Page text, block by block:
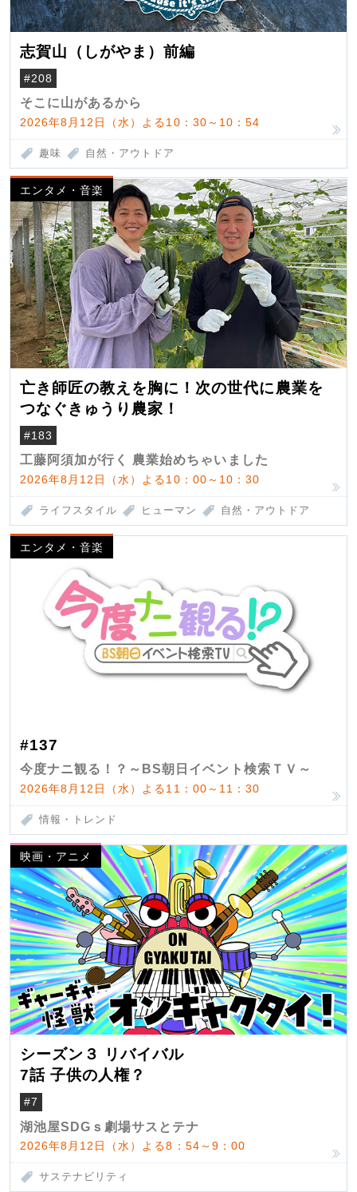
志賀山（しがやま）前編
#208
そこに山があるから
2026年8月12日（水）よる10：30～10：54
趣味 自然・アウトドア
エンタメ・音楽
亡き師匠の教えを胸に！次の世代に農業を
つなぐきゅうり農家！
#183
工藤阿須加が行く 農業始めちゃいました
2026年8月12日（水）よる10：00～10：30
ライフスタイル ヒューマン 自然・アウトドア
エンタメ・音楽
#137
今度ナニ観る！？～BS朝日イベント検索ＴＶ～
2026年8月12日（水）よる11：00～11：30
情報・トレンド
映画・アニメ
シーズン３ リバイバル
7話 子供の人権？
#7
湖池屋SDGｓ劇場サスとテナ
2026年8月12日（水）よる8：54～9：00
サステナビリティ